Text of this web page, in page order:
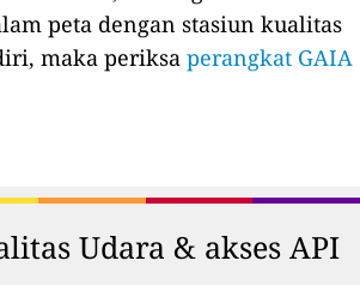
peta dengan stasiun kualitas
maka periksaperangkat GAIA
Udara & akses API